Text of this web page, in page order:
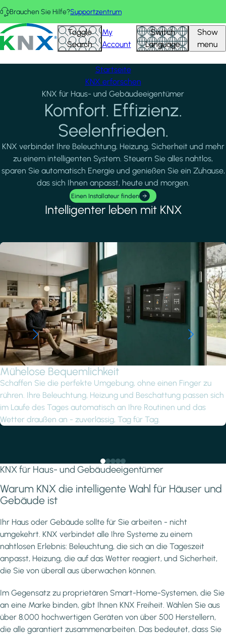
Direkt zum Inhalt
Brauchen Sie Hilfe?Supportzentrum
KNX - Homepage Toggle
Search
My
Account
Switch
Language
Show
menu
Startseite
KNX erforschen
KNX für Haus- und Gebäudeeigentümer
Komfort. Effizienz.
Seelenfrieden.
KNX verbindet Ihre Beleuchtung, Heizung, Sicherheit und mehr
zu einem intelligenten System. Steuern Sie alles nahtlos,
sparen Sie automatisch Energie und genießen Sie ein Zuhause,
das sich Ihnen anpasst, heute und morgen.
Einen Installateur finden
Intelligenter leben mit KNX
Mühelose Bequemlichkeit
Schaffen Sie die perfekte Umgebung, ohne einen Finger zu
rühren. Ihre Beleuchtung, Heizung und Beschattung passen sich
im Laufe des Tages automatisch an Ihre Routinen und das
Wetter draußen an - zuverlässig, Tag für Tag.
KNX für Haus- und Gebäudeeigentümer
Warum KNX die intelligente Wahl für Häuser und
Gebäude ist
Ihr Haus oder Gebäude sollte für Sie arbeiten - nicht
umgekehrt. KNX verbindet alle Ihre Systeme zu einem
nahtlosen Erlebnis: Beleuchtung, die sich an die Tageszeit
anpasst, Heizung, die auf das Wetter reagiert, und Sicherheit,
die Sie von überall aus überwachen können.
Im Gegensatz zu proprietären Smart-Home-Systemen, die Sie
an eine Marke binden, gibt Ihnen KNX Freiheit. Wählen Sie aus
über 8.000 hochwertigen Geräten von über 500 Herstellern,
die alle garantiert zusammenarbeiten. Das bedeutet, dass Sie
AUSGEWÄHLTE PROJEKTE Alle anzeigen